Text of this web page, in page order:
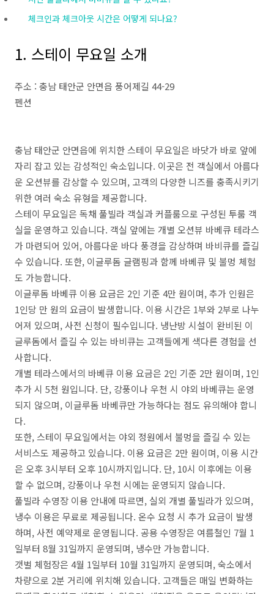
체크인과 체크아웃 시간은 어떻게 되나요?
1. 스테이 무요일 소개
주소 : 충남 태안군 안면읍 풍어제길 44-29
펜션
충남 태안군 안면읍에 위치한 스테이 무요일은 바닷가 바로 앞에
자리 잡고 있는 감성적인 숙소입니다. 이곳은 전 객실에서 아름다
운 오션뷰를 감상할 수 있으며, 고객의 다양한 니즈를 충족시키기
위한 여러 숙소 유형을 제공합니다.
스테이 무요일은 독채 풀빌라 객실과 커플룸으로 구성된 투룸 객
실을 운영하고 있습니다. 객실 앞에는 개별 오션뷰 바베큐 테라스
가 마련되어 있어, 아름다운 바다 풍경을 감상하며 바비큐를 즐길
수 있습니다. 또한, 이글루돔 글램핑과 함께 바베큐 및 불멍 체험
도 가능합니다.
이글루돔 바베큐 이용 요금은 2인 기준 4만 원이며, 추가 인원은
1인당 만 원의 요금이 발생합니다. 이용 시간은 1부와 2부로 나누
어져 있으며, 사전 신청이 필수입니다. 냉난방 시설이 완비된 이
글루돔에서 즐길 수 있는 바비큐는 고객들에게 색다른 경험을 선
사합니다.
개별 테라스에서의 바베큐 이용 요금은 2인 기준 2만 원이며, 1인
추가 시 5천 원입니다. 단, 강풍이나 우천 시 야외 바베큐는 운영
되지 않으며, 이글루돔 바베큐만 가능하다는 점도 유의해야 합니
다.
또한, 스테이 무요일에서는 야외 정원에서 불멍을 즐길 수 있는
서비스도 제공하고 있습니다. 이용 요금은 2만 원이며, 이용 시간
은 오후 3시부터 오후 10시까지입니다. 단, 10시 이후에는 이용
할 수 없으며, 강풍이나 우천 시에는 운영되지 않습니다.
풀빌라 수영장 이용 안내에 따르면, 실외 개별 풀빌라가 있으며,
냉수 이용은 무료로 제공됩니다. 온수 요청 시 추가 요금이 발생
하며, 사전 예약제로 운영됩니다. 공용 수영장은 여름철인 7월 1
일부터 8월 31일까지 운영되며, 냉수만 가능합니다.
갯벌 체험장은 4월 1일부터 10월 31일까지 운영되며, 숙소에서
차량으로 2분 거리에 위치해 있습니다. 고객들은 매일 변화하는